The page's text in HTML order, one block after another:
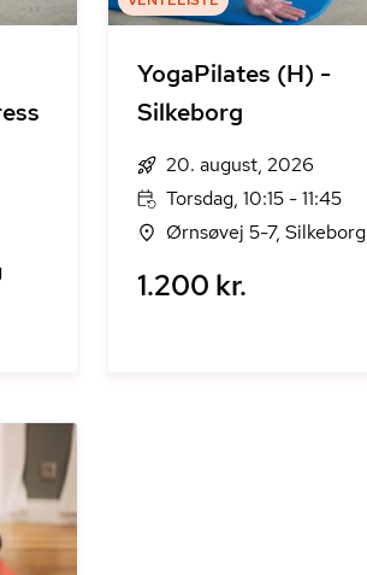
YogaPilates (H) -
Silkeborg
20. august, 2026
Torsdag, 10:15 - 11:45
Ørnsøvej 5-7, Silkeborg
1.200 kr.